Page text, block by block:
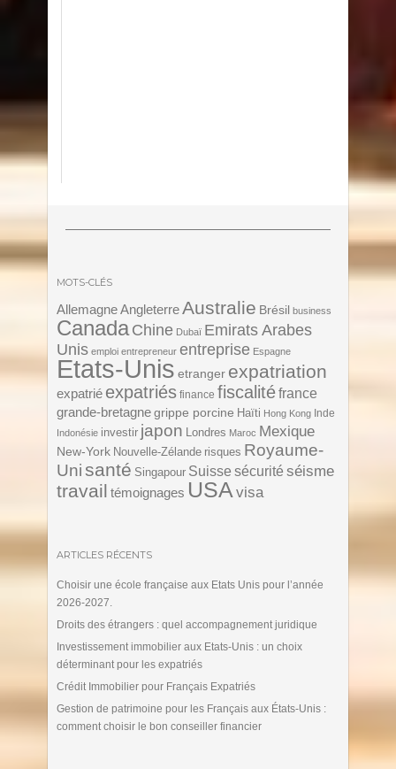
MOTS-CLÉS
Allemagne AngleterreAustralie Brésil business
Canada Chine Dubaï Emirats Arabes
Unis emploi entrepreneur entreprise Espagne
Etats-Unis etranger expatriation
expatrié expatriés finance fiscalitéfrance
grande-bretagne grippe porcine Haïti Hong Kong Inde
Indonésie investir japon Londres Maroc Mexique
New-York Nouvelle-Zélande risques Royaume-
Unisanté Singapour Suisse sécurité séisme
travail témoignages USA visa
ARTICLES RÉCENTS
Choisir une école française aux Etats Unis pour l’année
2026-2027.
Droits des étrangers : quel accompagnement juridique
Investissement immobilier aux Etats-Unis : un choix
déterminant pour les expatriés
Crédit Immobilier pour Français Expatriés
Gestion de patrimoine pour les Français aux États-Unis :
comment choisir le bon conseiller financier